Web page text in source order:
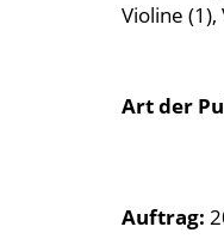
Violine (1),
Art der
Auftrag: